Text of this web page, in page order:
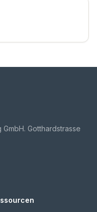
Gotthardstrasse